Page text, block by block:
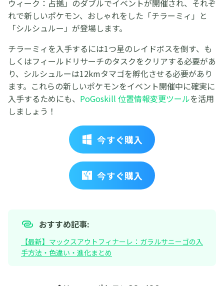
ウィーク：占拠」のダブルでイベントが開催され、それぞ
れで新しいポケモン、おしゃれをした「チラーミィ」と
「シルシュルー」が登場します。
チラーミィを入手するには1つ星のレイドボスを倒す、も
しくはフィールドリサーチのタスクをクリアする必要があ
り、シルシュルーは12kmタマゴを孵化させる必要があり
ます。これらの新しいポケモンをイベント開催中に確実に
入手するためにも、 PoGoskill 位置情報変更ツールを活用
しましょう！
今すぐ購入
今すぐ購入
おすすめ記事:
【最新】マックスアウトフィナーレ：ガラルサニーゴの入
手方法・色違い・進化まとめ